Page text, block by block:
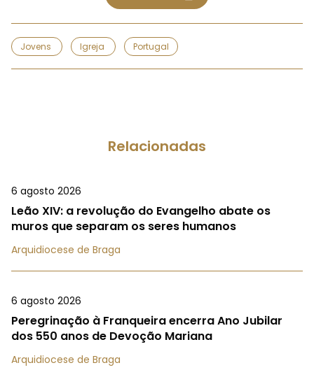
Jovens Igreja Portugal
Relacionadas
6 agosto 2026
Leão XIV: a revolução do Evangelho abate os
muros que separam os seres humanos
Arquidiocese de Braga
6 agosto 2026
Peregrinação à Franqueira encerra Ano Jubilar
dos 550 anos de Devoção Mariana
Arquidiocese de Braga